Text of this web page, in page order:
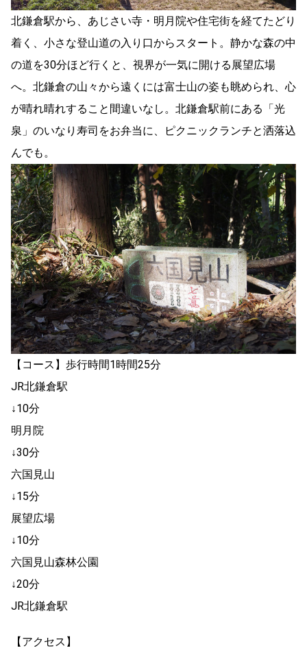
北鎌倉駅から、あじさい寺・明月院や住宅街を経てたどり
着く、小さな登山道の入り口からスタート。静かな森の中
の道を30分ほど行くと、視界が一気に開ける展望広場
へ。北鎌倉の山々から遠くには富士山の姿も眺められ、心
が晴れ晴れすること間違いなし。北鎌倉駅前にある「光
泉」のいなり寿司をお弁当に、ピクニックランチと洒落込
んでも。
【コース】歩行時間1時間25分
JR北鎌倉駅
↓10分
明月院
↓30分
六国見山
↓15分
展望広場
↓10分
六国見山森林公園
↓20分
JR北鎌倉駅
【アクセス】